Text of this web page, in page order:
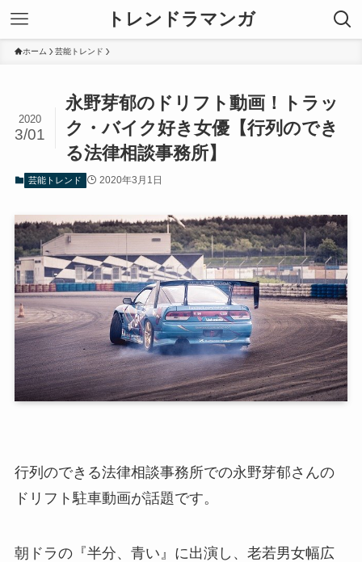
トレンドラマンガ
ホーム 芸能トレンド
永野芽郁のドリフト動画！トラッ
ク・バイク好き女優【行列のでき
る法律相談事務所】
2020
3/01
芸能トレンド 2020年3月1日
行列のできる法律相談事務所での永野芽郁さんの
ドリフト駐車動画が話題です。
朝ドラの『半分、青い』に出演し、老若男女幅広